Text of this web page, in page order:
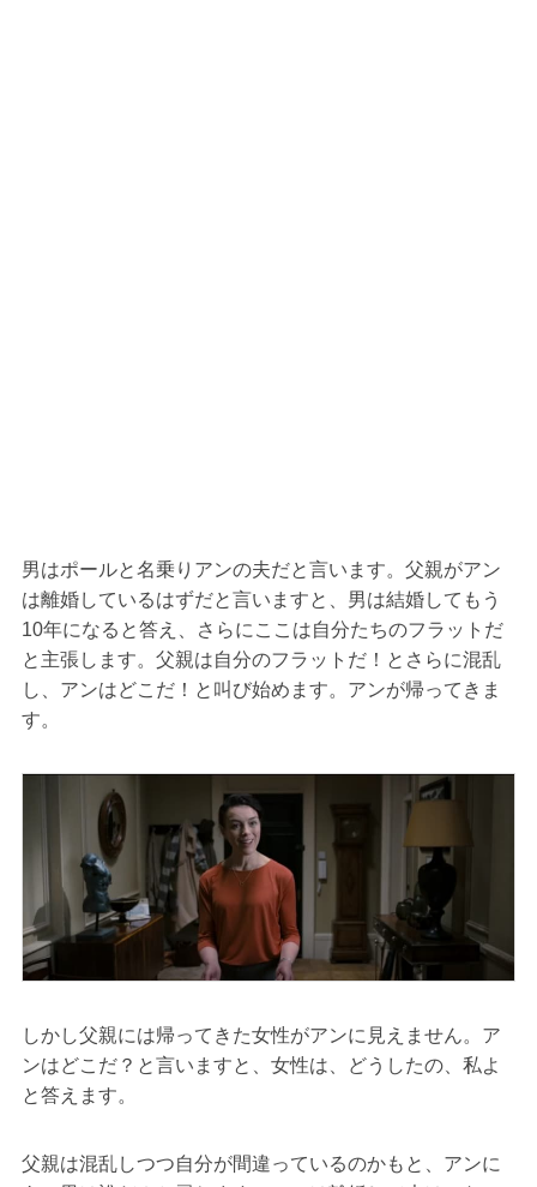
男はポールと名乗りアンの夫だと言います。父親がアン
は離婚しているはずだと言いますと、男は結婚してもう
10年になると答え、さらにここは自分たちのフラットだ
と主張します。父親は自分のフラットだ！とさらに混乱
し、アンはどこだ！と叫び始めます。アンが帰ってきま
す。
しかし父親には帰ってきた女性がアンに見えません。ア
ンはどこだ？と言いますと、女性は、どうしたの、私よ
と答えます。
父親は混乱しつつ自分が間違っているのかもと、アンに